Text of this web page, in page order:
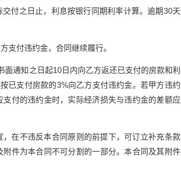
付之日止，利息按银行同期利率计算。逾期30天
支付违约金，合同继续履行。
通知之日起10日内向乙方返还已支付的房款和利
已支付房款的3%向乙方支付违约金。若甲方违约
付的违约金时，实际经济损失与违约金的差额应
在不违反本合同原则的前提下，可订立补充条款
件为本合同不可分割的一部分。本合同及其附件